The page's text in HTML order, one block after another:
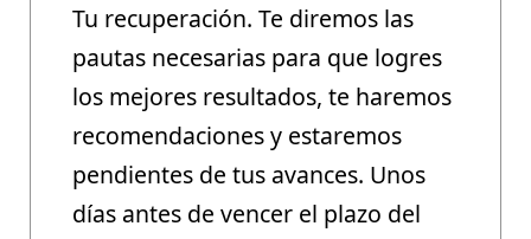
Tu recuperación. Te diremos las
pautas necesarias para que logres
los mejores resultados, te haremos
recomendaciones y estaremos
pendientes de tus avances. Unos
días antes de vencer el plazo del